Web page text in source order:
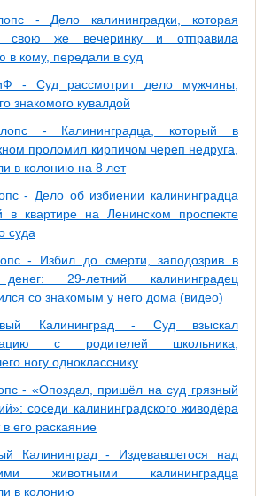
- Дело калининградки, которая
свою же вечеринку и отправила
в кому, передали в суд
- Суд рассмотрит дело мужчины,
знакомого кувалдой
- Калининградца, который в
проломил кирпичом череп недруга,
в колонию на 8 лет
- Дело об избиении калининградца
в квартире на Ленинском проспекте
суда
- Избил до смерти, заподозрив в
29-летний калининградец
со знакомым у него дома (видео)
Калининград - Суд взыскал
с родителей школьника,
ногу однокласснику
- «Опоздал, пришёл на суд грязный
соседи калининградского живодёра
в его раскаяние
Калининград - Издевавшегося над
животными калининградца
в колонию